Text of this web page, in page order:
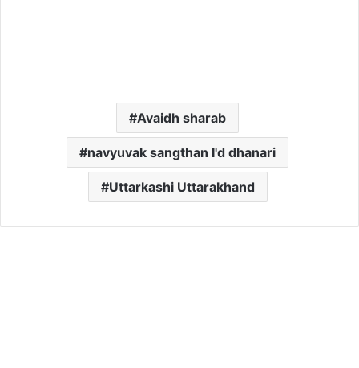
Avaidh sharab
navyuvak sangthan I'd dhanari
Uttarkashi Uttarakhand